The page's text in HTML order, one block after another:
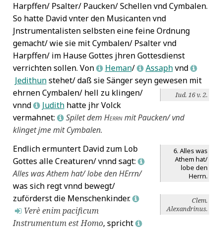
Harpffen/ Psalter/ Paucken/ Schellen vnd Cymbalen.
So hatte David vnter den Musicanten vnd
Jnstrumentalisten selbsten eine feine Ordnung
gemacht/ wie sie mit Cymbalen/ Psalter vnd
Harpffen/ im Hause Gottes jhren Gottesdienst
verrichten sollen. Von L Heman/ L Assaphvnd L
Jedithunstehet/ daß sie Sänger seyn gewesen mit
ehrnen
Iud. 16 v. 2.
Cymbalen/ hell zu klingen/
vnnd L Judithhatte jhr Volck
vermahnet: L Spilet dem Herrnmit Paucken/ vnd
klinget jme mit Cymbalen.
6. Alles was
Athem hat/
lobe den
Herrn.
Endlich ermuntert David zum Lob
Gottes alle Creaturen/ vnnd sagt: L
Alles was Athem hat/ lobe denHErrn/
was sich regt vnnd bewegt/
zuförderst die Menschenkinder.
Clem.
Alexandrinus.
L
MVerè enim pacificum
Instrumentum est Homo, spricht L